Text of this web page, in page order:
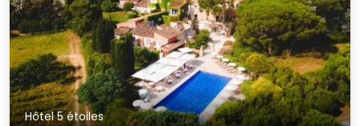
Hôtel 5 étoiles